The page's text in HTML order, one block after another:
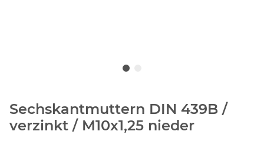
Sechskantmuttern DIN 439B /
verzinkt / M10x1,25 nieder